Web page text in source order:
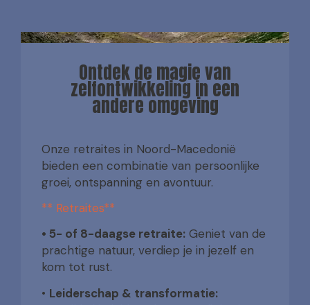
Ontdek de magie van
zelfontwikkeling in een
andere omgeving
Onze retraites in Noord-Macedonië
bieden een combinatie van persoonlijke
groei, ontspanning en avontuur.
** Retraites**
• 5- of 8-daagse retraite: Geniet van de
prachtige natuur, verdiep je in jezelf en
kom tot rust.
• Leiderschap & transformatie: